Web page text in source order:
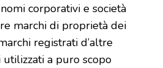
corporativi e società
marchi di proprietà dei
registrati d’altre
utilizzati a puro scopo